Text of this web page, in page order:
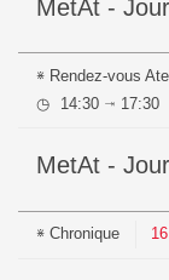
MetAt -
Rendez-vous
14:30 ⇥ 17:30
MetAt -
Chronique 16